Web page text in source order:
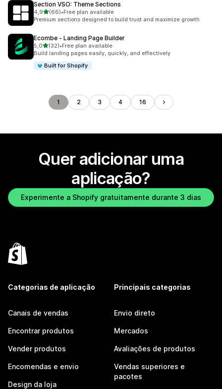
Section VSO: Theme Sections
4,9de 5 estrelas
(66)
66 total de avaliações
•Free plan available
Premium sections designed to build trust and maximize growth
Ecombe ‑ Landing Page Builder
5,0de 5 estrelas
(32)
32 total de avaliações
•Free plan available
Build landing pages easily, quickly, and effectively
Built for Shopify
1 2 3 4 16
Quer adicionar uma
aplicação?
Experimente a Shopify gratuitamente durante 3 dias
Categorias de aplicação
Canais de vendas
Encontrar produtos
Vender produtos
Encomendas e envio
Design da loja
Principais categorias
Envio direto
Mercados
Avaliações de produtos
Vendas superiores e
pacotes